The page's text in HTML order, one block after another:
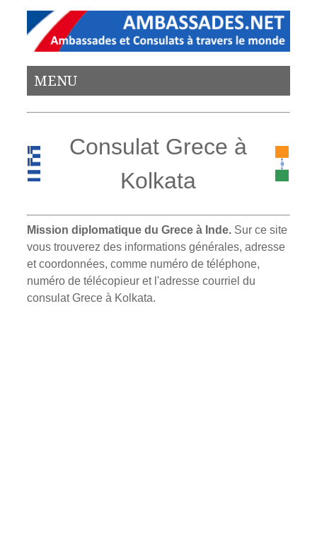
MENU
Consulat Grece à
Kolkata
Mission diplomatique du Grece à Inde. Sur ce site
vous trouverez des informations générales, adresse
et coordonnées, comme numéro de téléphone,
numéro de télécopieur et l'adresse courriel du
consulat Grece à Kolkata.